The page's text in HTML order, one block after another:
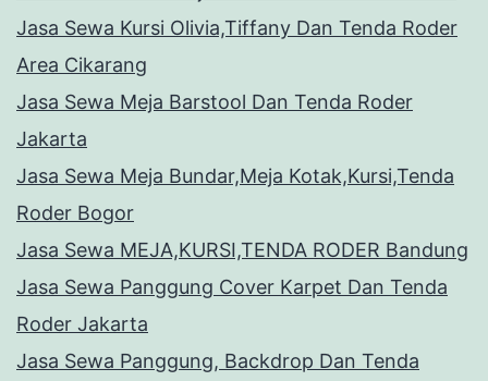
Jasa Sewa Kursi Olivia,Tiffany Dan Tenda Roder
Area Cikarang
Jasa Sewa Meja Barstool Dan Tenda Roder
Jakarta
Jasa Sewa Meja Bundar,Meja Kotak,Kursi,Tenda
Roder Bogor
Jasa Sewa MEJA,KURSI,TENDA RODER Bandung
Jasa Sewa Panggung Cover Karpet Dan Tenda
Roder Jakarta
Jasa Sewa Panggung, Backdrop Dan Tenda